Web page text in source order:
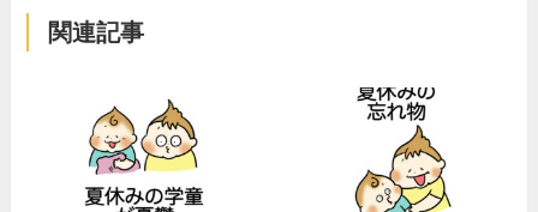
関連記事